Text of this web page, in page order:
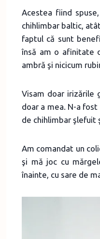
Acestea fiind
chihlimbar baltic,
faptul că sunt
însă am o afinitate
ambră şi nicicum
Visam doar irizările
doar a mea. N-a
de chihlimbar şlefuit
Am comandat un
şi mă joc cu
înainte, cu sare de